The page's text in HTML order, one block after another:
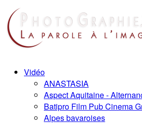
Vidéo
ANASTASIA
Aspect Aquitaine -
Batipro Film Pub Cinema
Alpes bavaroises